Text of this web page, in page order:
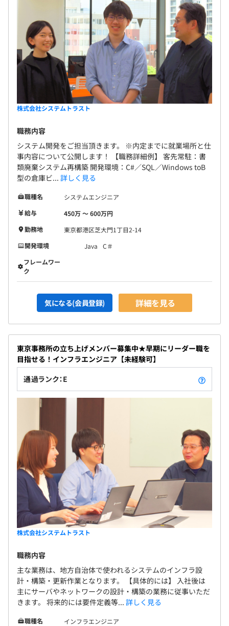
株式会社システムトラスト
職務内容
システム開発をご担当頂きます。 ※内定までに就業場所と仕
事内容について公開します！ 【職務詳細例】 客先常駐：書
類廃棄システム再構築 開発環境：C#／SQL／Windows toB
型の倉庫ビ... 詳しく見る
職種名
システムエンジニア
給与
450万 〜 600万円
勤務地
東京都港区芝大門1丁目2-14
開発環境
Java
C＃
フレームワー
ク
気になる(会員登録) 詳細を見る
東京事務所の立ち上げメンバー募集中★早期にリーダー職を
目指せる！インフラエンジニア【未経験可】
通過ランク：E
株式会社システムトラスト
職務内容
主な業務は、地方自治体で使われるシステムのインフラ設
計・構築・更新作業となります。 【具体的には】 入社後は
主にサーバやネットワークの設計・構築の業務に従事いただ
きます。 将来的には要件定義等... 詳しく見る
職種名
インフラエンジニア